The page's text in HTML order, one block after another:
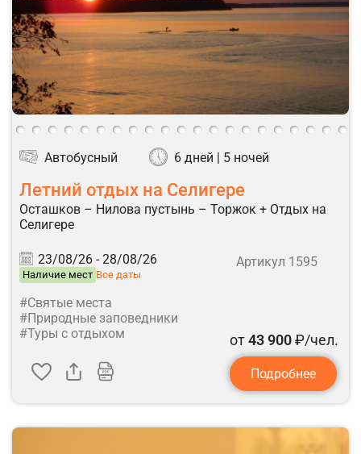
Автобусный 6 дней | 5 ночей
Летний отдых на Селигере
Осташков – Нилова пустынь – Торжок + Отдых на
Селигере
23/08/26 - 28/08/26
Наличие мест Все даты
Артикул 1595
#Святые места
#Природные заповедники
#Туры с отдыхом
от43 900₽/чел.
Подробнее